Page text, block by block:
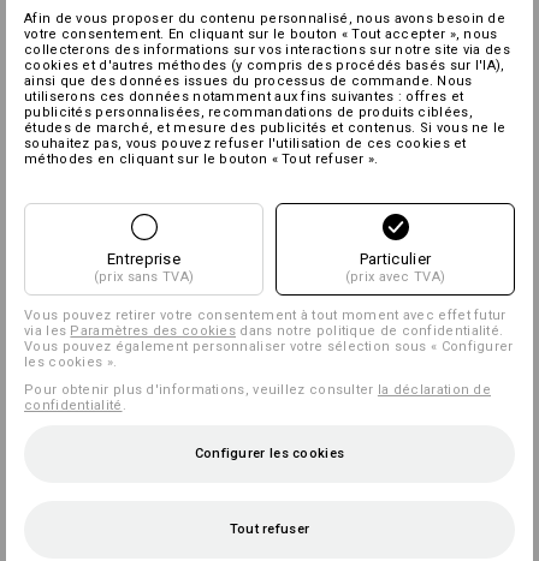
Afin de vous proposer du contenu personnalisé, nous avons besoin de
votre consentement. En cliquant sur le bouton « Tout accepter », nous
collecterons des informations sur vos interactions sur notre site via des
cookies et d'autres méthodes (y compris des procédés basés sur l'IA),
ainsi que des données issues du processus de commande. Nous
utiliserons ces données notamment aux fins suivantes : offres et
publicités personnalisées, recommandations de produits ciblées,
études de marché, et mesure des publicités et contenus. Si vous ne le
souhaitez pas, vous pouvez refuser l'utilisation de ces cookies et
méthodes en cliquant sur le bouton « Tout refuser ».
Entreprise
(prix sans TVA)
Particulier
(prix avec TVA)
Vous pouvez retirer votre consentement à tout moment avec effet futur
via les Paramètres des cookies dans notre politique de confidentialité.
Vous pouvez également personnaliser votre sélection sous « Configurer
les cookies ».
Pour obtenir plus d'informations, veuillez consulter la déclaration de
confidentialité .
Configurer les cookies
Tout refuser